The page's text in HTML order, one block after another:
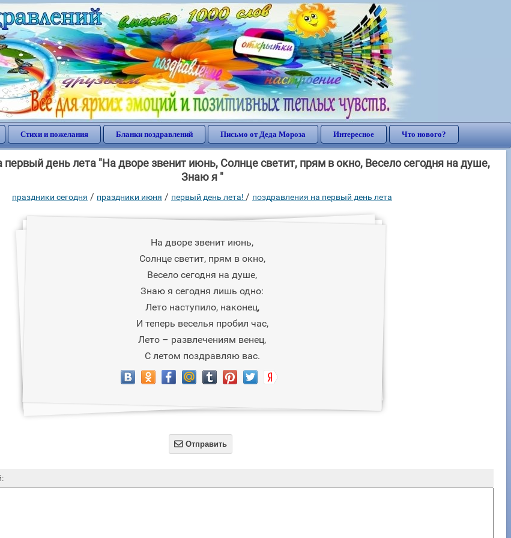
Стихи и пожелания Бланки поздравлений Письмо от Деда Мороза Интересное Что нового?
первый день лета "На дворе звенит июнь, Солнце светит, прям в окно, Весело сегодня на душе,
Знаю я "
праздники сегодня / праздники июня / первый день лета! / поздравления на первый день лета
На дворе звенит июнь,
Солнце светит, прям в окно,
Весело сегодня на душе,
Знаю я сегодня лишь одно:
Лето наступило, наконец,
И теперь веселья пробил час,
Лето – развлечениям венец,
С летом поздравляю вас.
 Отправить